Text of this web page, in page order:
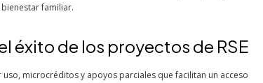
familiar.
éxito de los proyectos de RSE
microcréditos y apoyos parciales que facilitan un acceso